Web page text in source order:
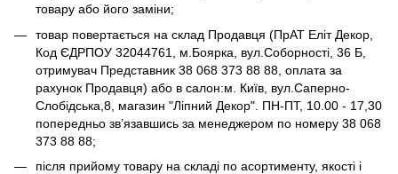
товару або його заміни;
товар повертається на склад Продавця (ПрАТ Еліт Декор,
Код ЄДРПОУ 32044761, м.Боярка, вул.Соборності, 36 Б,
отримувач Представник 38 068 373 88 88, оплата за
рахунок Продавця) або в салон:м. Київ, вул.Саперно-
Слобідська,8, магазин "Ліпний Декор". ПН-ПТ, 10.00 - 17,30
попередньо зв’язавшись за менеджером по номеру 38 068
373 88 88;
після прийому товару на складі по асортименту, якості і